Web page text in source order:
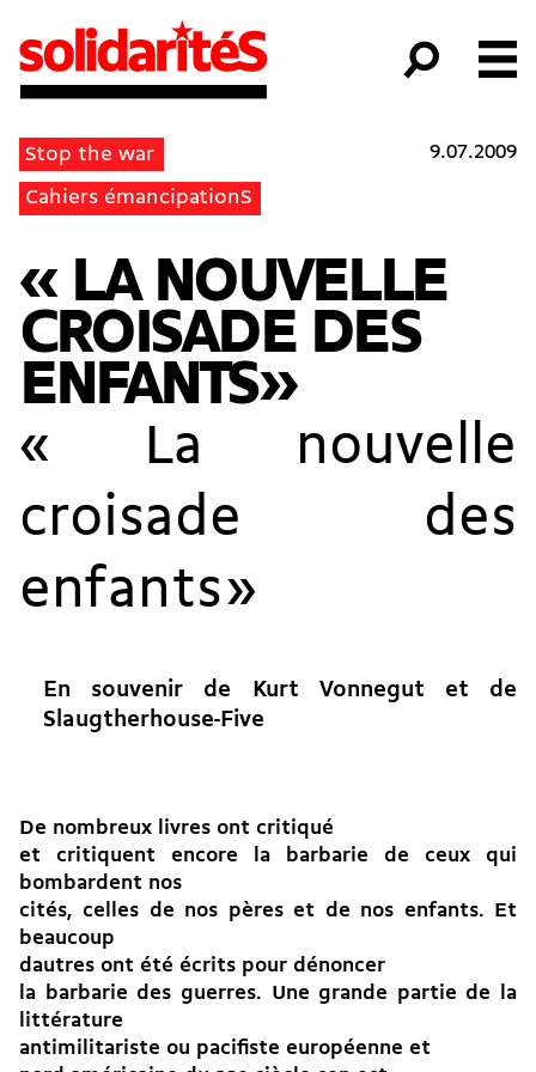
Stop the war
Cahiers émancipationS
9.07.2009
« LA NOUVELLE
CROISADE DES
ENFANTS »
« La nouvelle
croisade des
enfants »
En souvenir de Kurt Vonnegut et de
Slaugtherhouse-Five
De nombreux livres ont critiqué
et critiquent encore la barbarie de ceux qui
bombardent nos
cités, celles de nos pères et de nos enfants. Et
beaucoup
dautres ont été écrits pour dénoncer
la barbarie des guerres. Une grande partie de la
littérature
antimilitariste ou pacifiste européenne et